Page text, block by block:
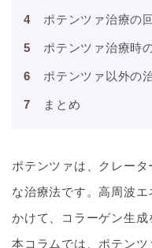
ポテンツァ治療の
ポテンツァ治療時
ポテンツァ以外の
まとめ
ポテンツァは、クレー
な治療法です。高周波
かけて、コラーゲン生成
本コラムでは、ポテン